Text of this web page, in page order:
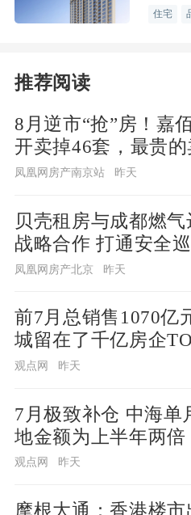
住宅
推荐阅读
8月逆市“抢”房！嘉
开卖掉46套，最贵的
最快！
凤凰网房产南京站 昨天
贝壳租房与成都燃气
战略合作 打通安全巡
检“最后一米”
凤凰网房产北京 昨天
前7月总销售1070亿
城留在了千亿房企
观点网 昨天
7月极致补仓 中海单
地金额为上半年两倍
观点网 昨天
摩根大通：香港楼市